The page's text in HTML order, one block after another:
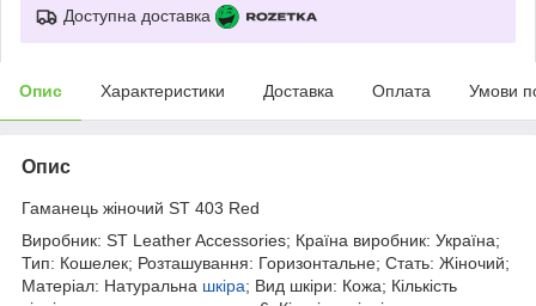
Доступна доставка
Опис Характеристики Доставка Оплата Умови
Опис
Гаманець жіночий ST 403 Red
Виробник: ST Leather Accessories; Країна виробник: Україна;
Тип: Кошелек; Розташування: Горизонтальне; Стать: Жіночий;
Матеріал: Натуральна шкіра; Вид шкіри: Кожа; Кількість